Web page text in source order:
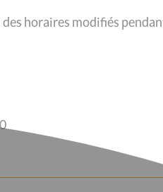
horaires modifiés